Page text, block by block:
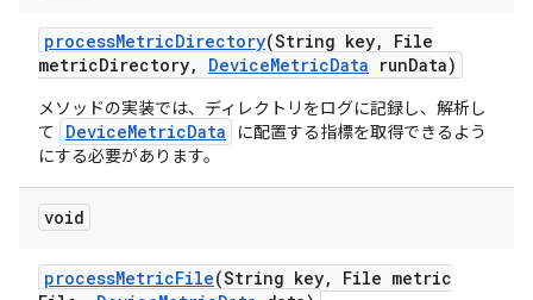
processMetricDirectory(String key,
File
metricDirectory, DeviceMetricData runData)
メソッドの実装では、ディレクトリをログに記録し、解析し
て
DeviceMetricData
に配置する指標を取得できるよう
にする必要があります。
void
processMetricFile(String key,
File metric